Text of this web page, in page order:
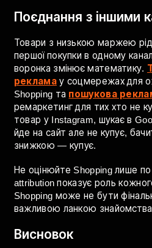
найбільшими продажами
автоматичними
виключіть з платної
безкоштовних показах). У
використовуйте custom
маржинальністю чи
Поєднання з
першої покупки в одному
воронка змінює
рекламау соцмережах для
Shopping тапошукова
товар у Instagram, шукає в